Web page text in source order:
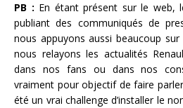
PB : En étant présent sur le web,
publiant des communiqués de
nous appuyons aussi beaucoup sur
nous relayons les actualités
dans nos fans ou dans nos
vraiment pour objectif de faire parler
été un vrai challenge d’installer le